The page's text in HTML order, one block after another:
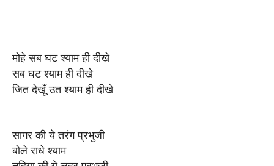
मोहे सब घट श्याम ही दीखे
सब घट श्याम ही दीखे
जित देखूँ उत श्याम ही दीखे
सागर की ये तरंग प्रभुजी
बोले राधे श्याम